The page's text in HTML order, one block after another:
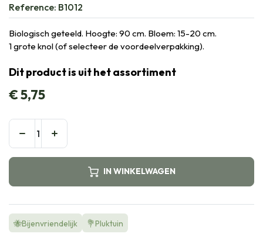
Reference: B1012
Biologisch geteeld. Hoogte: 90 cm. Bloem: 15-20 cm.
1 grote knol (of selecteer de voordeelverpakking).
Dit product is uit het assortiment
€5,75
IN WINKELWAGEN
🐝Bijenvriendelijk 💐Pluktuin